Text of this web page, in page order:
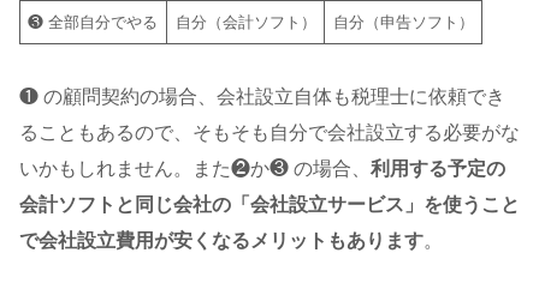
❸ 全部自分でやる 自分（会計ソフト） 自分（申告ソフト）
❶ の顧問契約の場合、会社設立自体も税理士に依頼でき
ることもあるので、そもそも自分で会社設立する必要がな
いかもしれません。また❷か❸ の場合、 利用する予定の
会計ソフトと同じ会社の「会社設立サービス」を使うこと
で会社設立費用が安くなるメリットもあります。